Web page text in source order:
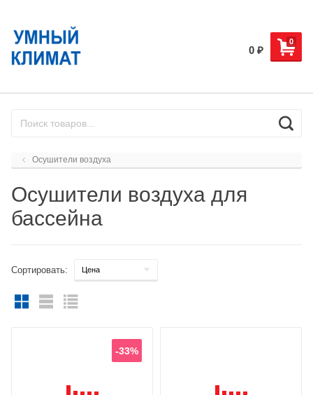
0
0 ₽
Осушители воздуха
Осушители воздуха для
бассейна
Сортировать:
-33%